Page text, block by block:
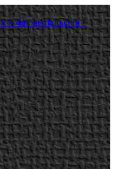
Elsotanoperdido.com -